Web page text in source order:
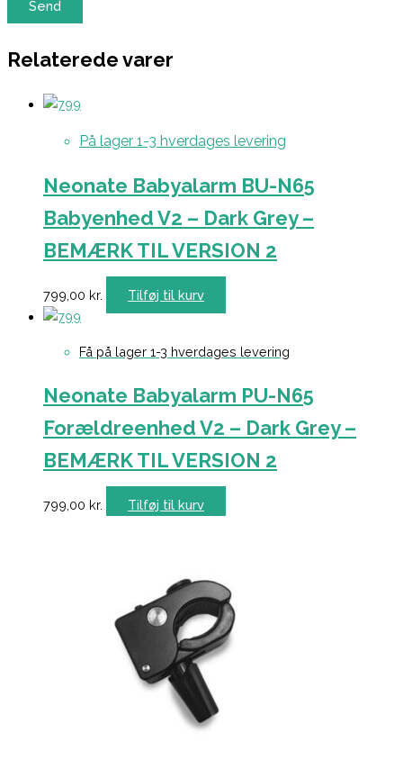
Relaterede varer
På lager 1-3 hverdages levering
Neonate Babyalarm BU-N65
Babyenhed V2 – Dark Grey –
BEMÆRK TIL VERSION 2
799,00 kr. Tilføj til kurv
Få på lager 1-3 hverdages levering
Neonate Babyalarm PU-N65
Forældreenhed V2 – Dark Grey –
BEMÆRK TIL VERSION 2
799,00 kr. Tilføj til kurv